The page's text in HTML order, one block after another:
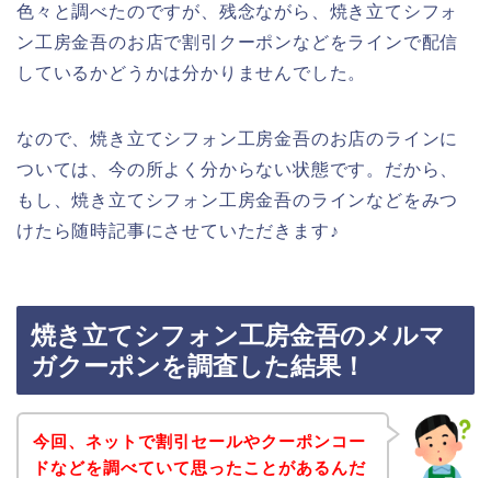
色々と調べたのですが、残念ながら、焼き立てシフォ
ン工房金吾のお店で割引クーポンなどをラインで配信
しているかどうかは分かりませんでした。
なので、焼き立てシフォン工房金吾のお店のラインに
ついては、今の所よく分からない状態です。だから、
もし、焼き立てシフォン工房金吾のラインなどをみつ
けたら随時記事にさせていただきます♪
焼き立てシフォン工房金吾のメルマ
ガクーポンを調査した結果！
今回、ネットで割引セールやクーポンコー
ドなどを調べていて思ったことがあるんだ